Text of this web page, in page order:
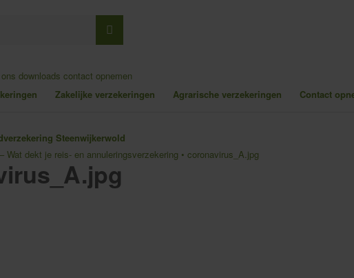
downloads contact opnemen
Zakelijke verzekeringen Agrarische verzekeringen Contact
Wat dekt je reis- en annuleringsverzekering • coronavirus_A.jpg